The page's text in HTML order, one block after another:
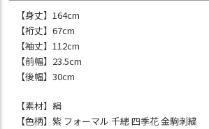
【身丈】164cm
【裄丈】67cm
【袖丈】112cm
【前幅】23.5cm
【後幅】30cm
【素材】絹
【色柄】紫 フォーマル 千總 四季花 金駒刺繍